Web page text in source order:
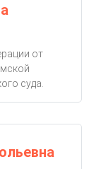
от
суда.